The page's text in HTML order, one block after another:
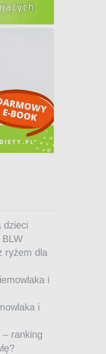
dzieci
ryżem dla
i
i
ranking